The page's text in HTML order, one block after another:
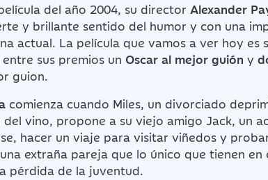
del año 2004, su director Alexander
y brillante sentido del humor y con una
actual. La película que vamos a ver hoy es
sus premios un Oscar al mejor guión y
guion.
comienza cuando Miles, un divorciado
vino, propone a su viejo amigo Jack, un
hacer un viaje para visitar viñedos y
extraña pareja que lo único que tienen en
pérdida de la juventud.